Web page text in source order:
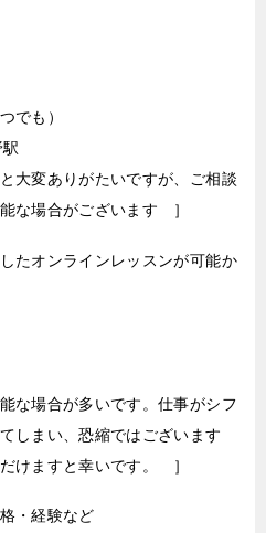
でも）
大変ありがたいですが、ご相談
な場合がございます ］
たオンラインレッスンが可能か
な場合が多いです。仕事がシフ
しまい、恐縮ではございます
けますと幸いです。 ］
・経験など